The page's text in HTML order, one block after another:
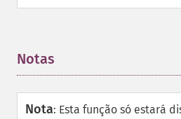
Notas
Nota: Esta função só estará